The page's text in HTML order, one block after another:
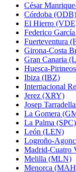
César
Córdoba (ODB)
El Hierro
Federico
Fuerteventura
Girona-Costa
Gran Canaria
Huesca-
Ibiza (IBZ)
Internacional
Jerez (XRY)
Josep
La Gomera
La Palma (SPC)
León (LEN)
Logroño-
Madrid-Cuatro
Melilla (MLN)
Menorca